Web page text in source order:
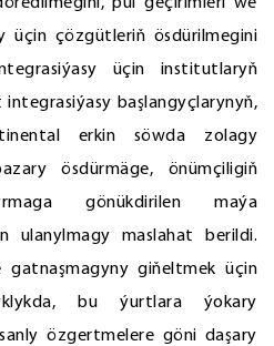
üçin çözgütleriň ösdürilmegini
üçin institutlaryň
başlangyçlarynyň,
erkin söwda zolagy
ösdürmäge, önümçiligiň
gönükdirilen maýa
ulanylmagy maslahat berildi.
gatnaşmagyny giňeltmek üçin
bu ýurtlara ýokary
özgertmelere göni daşary